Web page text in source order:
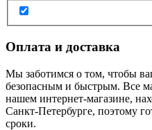
Оплата и доставка
Мы заботимся о том, чтобы
безопасным и быстрым. Все
нашем интернет-магазине,
Санкт-Петербурге, поэтому
сроки.